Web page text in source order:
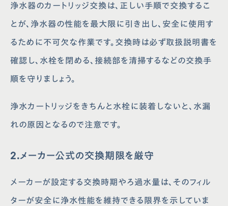
浄水器のカートリッジ交換は、正しい手順で交換するこ
とが、浄水器の性能を最大限に引き出し、安全に使用す
るために不可欠な作業です。交換時は必ず取扱説明書を
確認し、水栓を閉める、接続部を清掃するなどの交換手
順を守りましょう。
浄水カートリッジをきちんと水栓に装着しないと、水漏
れの原因となるので注意です。
2.メーカー公式の交換期限を厳守
メーカーが設定する交換時期やろ過水量は、そのフィル
ターが安全に浄水性能を維持できる限界を示していま